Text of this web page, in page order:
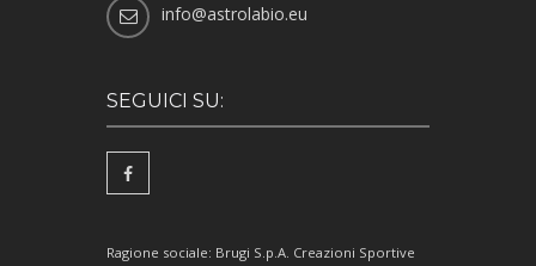
info@astrolabio.eu
SEGUICI SU:
Ragione sociale: Brugi S.p.A. Creazioni Sportive